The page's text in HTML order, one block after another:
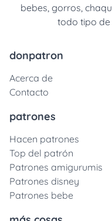
bebes, gorros,
todo tipo de
donpatron
Acerca de
Contacto
patrones
Hacen patrones
Top del patrón
Patrones amigurumis
Patrones disney
Patrones bebe